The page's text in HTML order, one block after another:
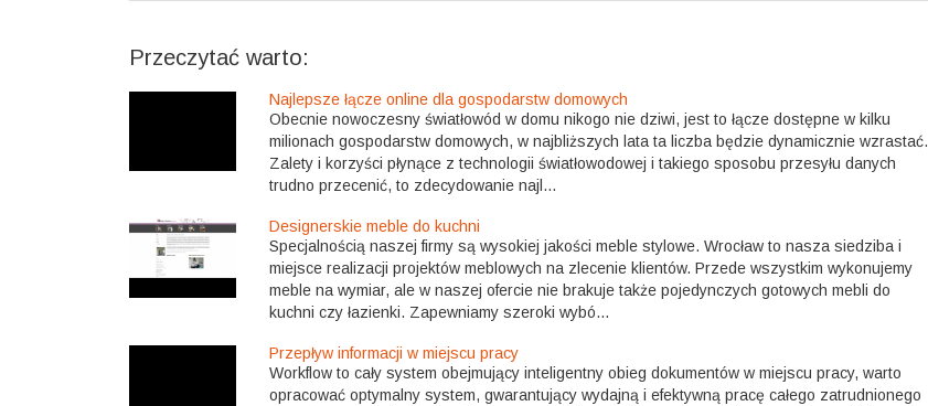
Przeczytać warto:
Najlepsze łącze online dla gospodarstw domowych
Obecnie nowoczesny światłowód w domu nikogo nie dziwi, jest to łącze dostępne w kilku
milionach gospodarstw domowych, w najbliższych lata ta liczba będzie dynamicznie wzrastać.
Zalety i korzyści płynące z technologii światłowodowej i takiego sposobu przesyłu danych
trudno przecenić, to zdecydowanie najl...
Designerskie meble do kuchni
Specjalnością naszej firmy są wysokiej jakości meble stylowe. Wrocław to nasza siedziba i
miejsce realizacji projektów meblowych na zlecenie klientów. Przede wszystkim wykonujemy
meble na wymiar, ale w naszej ofercie nie brakuje także pojedynczych gotowych mebli do
kuchni czy łazienki. Zapewniamy szeroki wybó...
Przepływ informacji w miejscu pracy
Workflow to cały system obejmujący inteligentny obieg dokumentów w miejscu pracy, warto
opracować optymalny system, gwarantujący wydajną i efektywną pracę całego zatrudnionego